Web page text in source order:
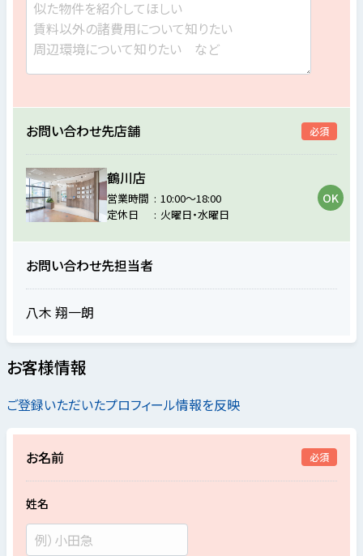
お問い合わせ先店舗 必須
鶴川店
営業時間
10:00～18:00
定休日
火曜日・水曜日
お問い合わせ先担当者
八木 翔一朗
お客様情報
ご登録いただいたプロフィール情報を反映
お名前 必須
姓名